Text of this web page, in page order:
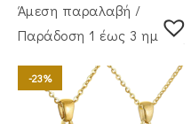
Άμεση παραλαβή /
Παράδoση 1 έως 3 ημέρες
-23%